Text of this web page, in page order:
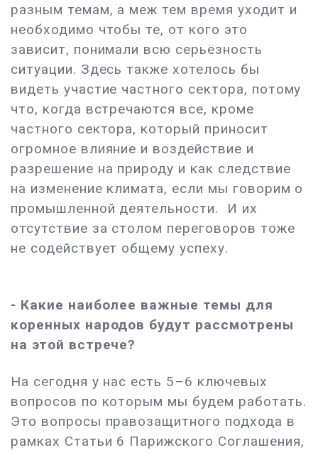
разным темам, а меж тем время уходит и
необходимо чтобы те, от кого это
зависит, понимали всю серьёзность
ситуации. Здесь также хотелось бы
видеть участие частного сектора, потому
что, когда встречаются все, кроме
частного сектора, который приносит
огромное влияние и воздействие и
разрешение на природу и как следствие
на изменение климата, если мы говорим о
промышленной деятельности. И их
отсутствие за столом переговоров тоже
не содействует общему успеху.
- Какие наиболее важные темы для
коренных народов будут рассмотрены
на этой встрече?
На сегодня у нас есть 5–6 ключевых
вопросов по которым мы будем работать.
Это вопросы правозащитного подхода в
рамках Статьи 6 Парижского Соглашения,